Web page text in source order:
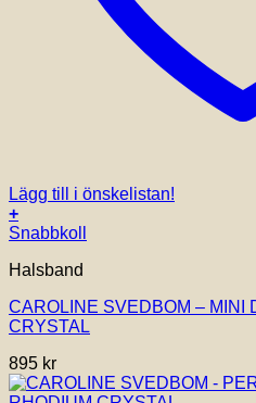
Lägg till i önskelistan!
+
Snabbkoll
Halsband
CAROLINE SVEDBOM – MINI
CRYSTAL
895 kr